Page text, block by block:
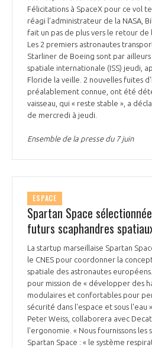
Félicitations à SpaceX pour ce vol
réagi l’administrateur de la NASA,
fait un pas de plus vers le retour de
Les 2 premiers astronautes
Starliner de Boeing sont par
spatiale internationale (ISS) jeudi,
Floride la veille. 2 nouvelles fuites
préalablement connue, ont été
vaisseau, qui « reste stable », a
de mercredi à jeudi.
Ensemble de la presse du 7 juin
ESPACE
Spartan Space
futurs scaphandres
La startup marseillaise Spartan
le CNES pour coordonner la
spatiale des astronautes
pour mission de « développer des
modulaires et confortables pour
sécurité dans l'espace et sous l'eau
Peter Weiss, collaborera avec
l'ergonomie. « Nous fournissons les
Spartan Space : « le système